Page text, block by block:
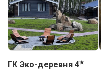
ГК Эко-деревня 4★